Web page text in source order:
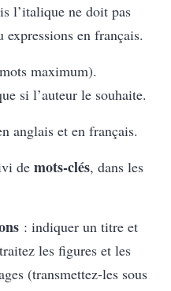
l’italique ne doit pas
en français.
maximum).
si l’auteur le souhaite.
anglais et en français.
de mots-clés, dans les
: indiquer un titre et
les figures et les
(transmettez-les sous